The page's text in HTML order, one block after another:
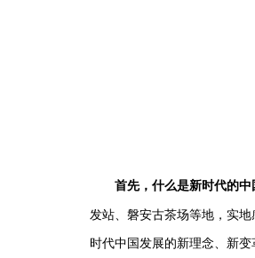
首先，什么是新时代的中
发站、磐安古茶场等地，实
时代中国发展的新理念、新变